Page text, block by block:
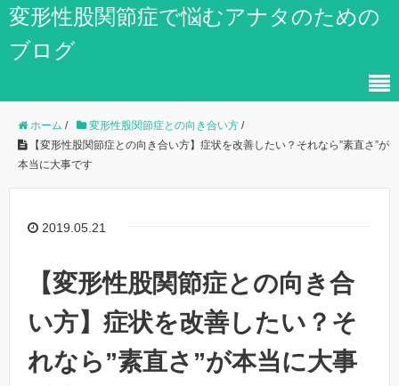
変形性股関節症で悩むアナタのための
ブログ
ホーム / 変形性股関節症との向き合い方 /
【変形性股関節症との向き合い方】症状を改善したい？それなら”素直さ”が
本当に大事です
2019.05.21
【変形性股関節症との向き合
い方】症状を改善したい？そ
れなら”素直さ”が本当に大事